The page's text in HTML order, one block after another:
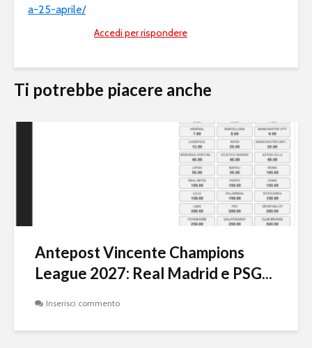
a-25-aprile/
Accedi per rispondere
Ti potrebbe piacere anche
Antepost Vincente Champions
League 2027: Real Madrid e PSG...
Inserisci commento